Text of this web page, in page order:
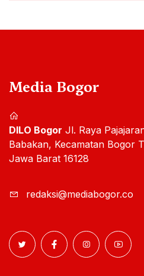
Media Bogor
DILO Bogor Jl. Raya
Babakan, Kecamatan Bogor
Jawa Barat 16128
redaksi@mediabogor.co